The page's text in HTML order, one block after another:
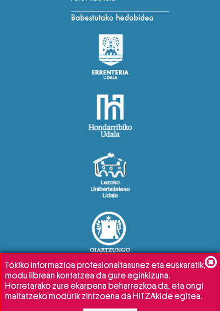
Tokiko informazioa profesionaltasunez eta euskaratik,
modu librean kontatzea da gure eginkizuna.
Horretarako zure ekarpena beharrezkoa da, eta ongi
maitatzeko modurik zintzoena da HITZAkide egitea.